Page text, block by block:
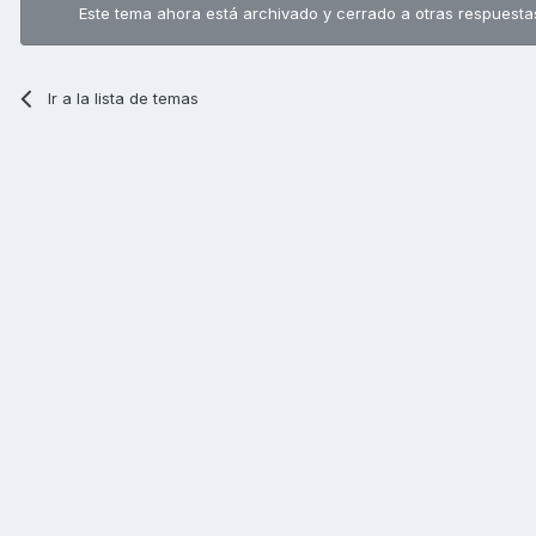
Este tema ahora está archivado y cerrado a otras
Ir a la lista de temas